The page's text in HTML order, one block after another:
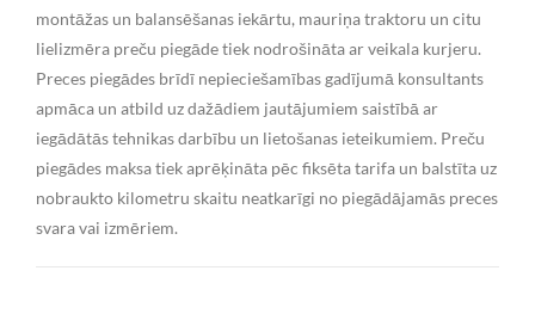
montāžas un balansēšanas iekārtu, mauriņa traktoru un citu
lielizmēra preču piegāde tiek nodrošināta ar veikala kurjeru.
Preces piegādes brīdī nepieciešamības gadījumā konsultants
apmāca un atbild uz dažādiem jautājumiem saistībā ar
iegādātās tehnikas darbību un lietošanas ieteikumiem. Preču
piegādes maksa tiek aprēķināta pēc fiksēta tarifa un balstīta uz
nobraukto kilometru skaitu neatkarīgi no piegādājamās preces
svara vai izmēriem.